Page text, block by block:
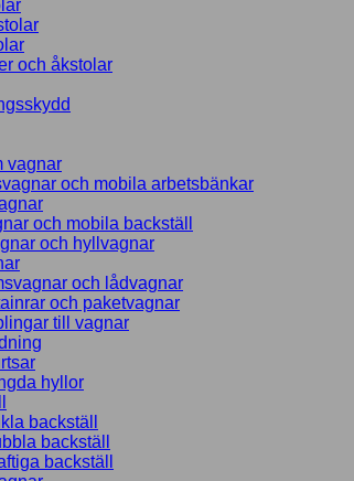
och åkstolar
vagnar
och mobila arbetsbänkar
och mobila backställ
och hyllvagnar
och lådvagnar
och paketvagnar
till vagnar
hyllor
backställ
backställ
backställ